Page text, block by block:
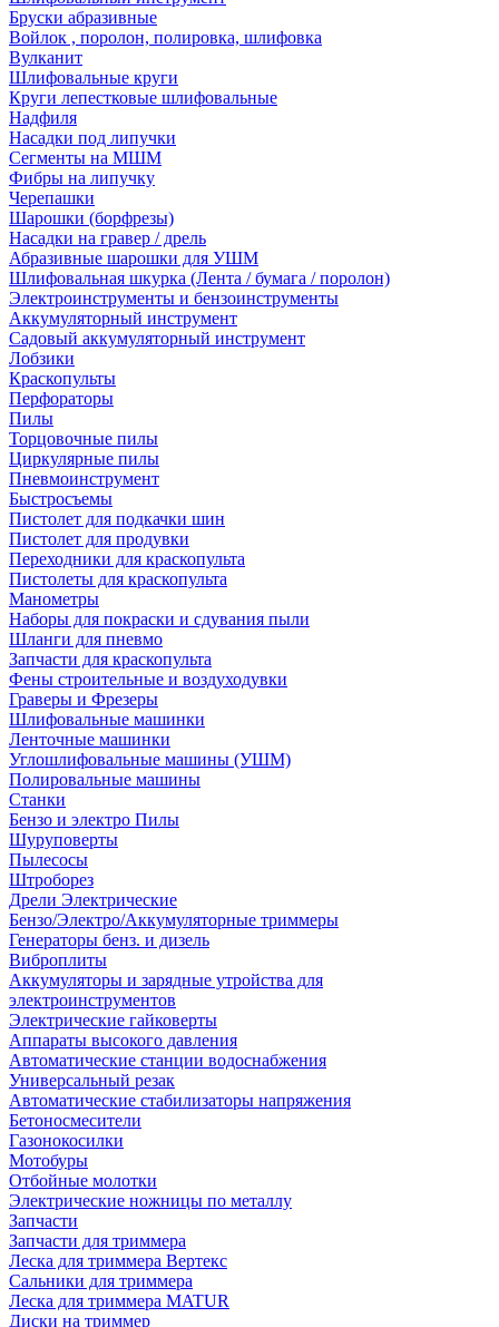
Бруски абразивные
Войлок , поролон, полировка, шлифовка
Вулканит
Шлифовальные круги
Круги лепестковые шлифовальные
Надфиля
Насадки под липучки
Сегменты на МШМ
Фибры на липучку
Черепашки
Шарошки (борфрезы)
Насадки на гравер / дрель
Абразивные шарошки для УШМ
Шлифовальная шкурка (Лента / бумага / поролон)
Электроинструменты и бензоинструменты
Аккумуляторный инструмент
Садовый аккумуляторный инструмент
Лобзики
Краскопульты
Перфораторы
Пилы
Торцовочные пилы
Циркулярные пилы
Пневмоинструмент
Быстросъемы
Пистолет для подкачки шин
Пистолет для продувки
Переходники для краскопульта
Пистолеты для краскопульта
Манометры
Наборы для покраски и сдувания пыли
Шланги для пневмо
Запчасти для краскопульта
Фены строительные и воздуходувки
Граверы и Фрезеры
Шлифовальные машинки
Ленточные машинки
Углошлифовальные машины (УШМ)
Полировальные машины
Станки
Бензо и электро Пилы
Шуруповерты
Пылесосы
Штроборез
Дрели Электрические
Бензо/Электро/Аккумуляторные триммеры
Генераторы бенз. и дизель
Виброплиты
Аккумуляторы и зарядные утройства для
электроинструментов
Электрические гайковерты
Аппараты высокого давления
Автоматические станции водоснабжения
Универсальный резак
Автоматические стабилизаторы напряжения
Бетоносмесители
Газонокосилки
Мотобуры
Отбойные молотки
Электрические ножницы по металлу
Запчасти
Запчасти для триммера
Леска для триммера Вертекс
Сальники для триммера
Леска для триммера MATUR
Диски на триммер